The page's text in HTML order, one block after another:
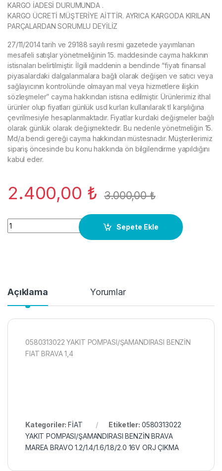
KARGO İADESİ DURUMUNDA .
KARGO ÜCRETİ MÜŞTERİYE AİTTİR. AYRICA KARGODA KIRILAN
PARÇALARDAN SORUMLU DEYİLİZ
27/11/2014 tarih ve 29188 sayılı resmi gazetede yayımlanan
mesafeli satışlar yönetmeliğinin 15. maddesinde cayma hakkının
istisnaları belirtilmiştir. İlgili maddenin a bendinde “fiyatı finansal
piyasalardaki dalgalanmalara bağlı olarak değişen ve satıcı veya
sağlayıcının kontrolünde olmayan mal veya hizmetlere ilişkin
sözleşmeler” cayma hakkından istisna edilmiştir. Ürünlerimiz ithal
ürünler olup fiyatları günlük usd kurları kullanılarak tl karşılığına
çevrilmesiyle hesaplanmaktadır. Fiyatlar kurdaki değişmeler bağlı
olarak günlük olarak değişmektedir. Bu nedenle yönetmeliğin 15.
Md/a bendi gereği cayma hakkından müstesnadır. Müşterilerimiz
sipariş öncesinde bu konu hakkında ön bilgilendirme yapıldığını
kabul eder.
2.400,00 ₺ 3.000,00₺
0580313022 YAKIT POMPASI/ŞAMANDIRASI BENZİN BRAVA
Sepete Ekle
Açıklama Yorumlar
0580313022 YAKIT POMPASI/ŞAMANDIRASI BENZİN
FIAT BRAVA 1,4
Kategoriler:FİAT Etiketler: 0580313022
YAKIT POMPASI/ŞAMANDIRASI BENZİN BRAVA
MAREA BRAVO 1.2/1.4/1.6/1.8/2.0 16V ORJ ÇIKMA